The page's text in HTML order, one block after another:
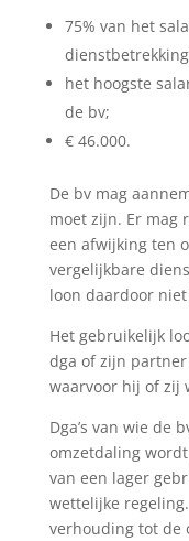
75% van het
het hoogste
de bv;
€ 46.000.
De bv mag
moet zijn. Er mag
een afwijking ten
vergelijkbare
loon daardoor
Het gebruikelijk
dga of zijn
waarvoor hij of zij
Dga’s van wie de
omzetdaling
van een lager
wettelijke
verhouding tot de